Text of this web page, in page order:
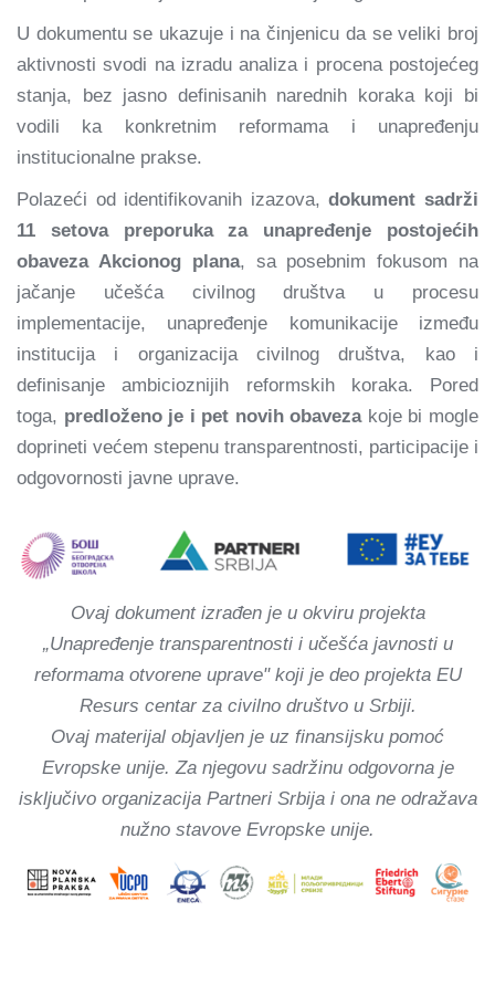
U dokumentu se ukazuje i na činjenicu da se veliki broj
aktivnosti svodi na izradu analiza i procena postojećeg
stanja, bez jasno definisanih narednih koraka koji bi
vodili ka konkretnim reformama i unapređenju
institucionalne prakse.
Polazeći od identifikovanih izazova,dokument sadrži
11 setova preporuka za unapređenje postojećih
obaveza Akcionog plana, sa posebnim fokusom na
jačanje učešća civilnog društva u procesu
implementacije, unapređenje komunikacije između
institucija i organizacija civilnog društva, kao i
definisanje ambicioznijih reformskih koraka. Pored
toga, predloženo je i pet novih obavezakoje bi mogle
doprineti većem stepenu transparentnosti, participacije i
odgovornosti javne uprave.
Ovaj dokument izrađen je u okviru projekta
„Unapređenje transparentnosti i učešća javnosti u
reformama otvorene uprave" koji je deo projekta EU
Resurs centar za civilno društvo u Srbiji.
Ovaj materijal objavljen je uz finansijsku pomoć
Evropske unije. Za njegovu sadržinu odgovorna je
isključivo organizacija Partneri Srbija i ona ne odražava
nužno stavove Evropske unije.